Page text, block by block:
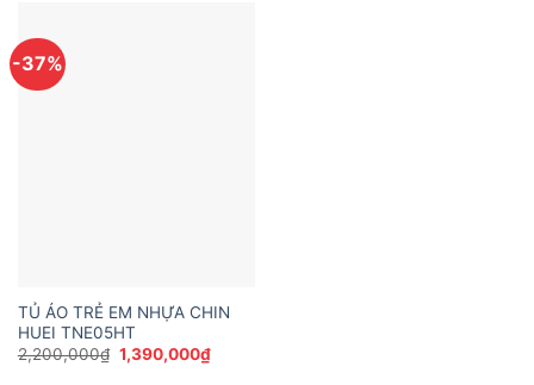
-37%
TỦ ÁO TRẺ EM NHỰA CHIN
HUEI TNE05HT
2,200,000₫ Giá
gốc
1,390,000₫Giá
hiện